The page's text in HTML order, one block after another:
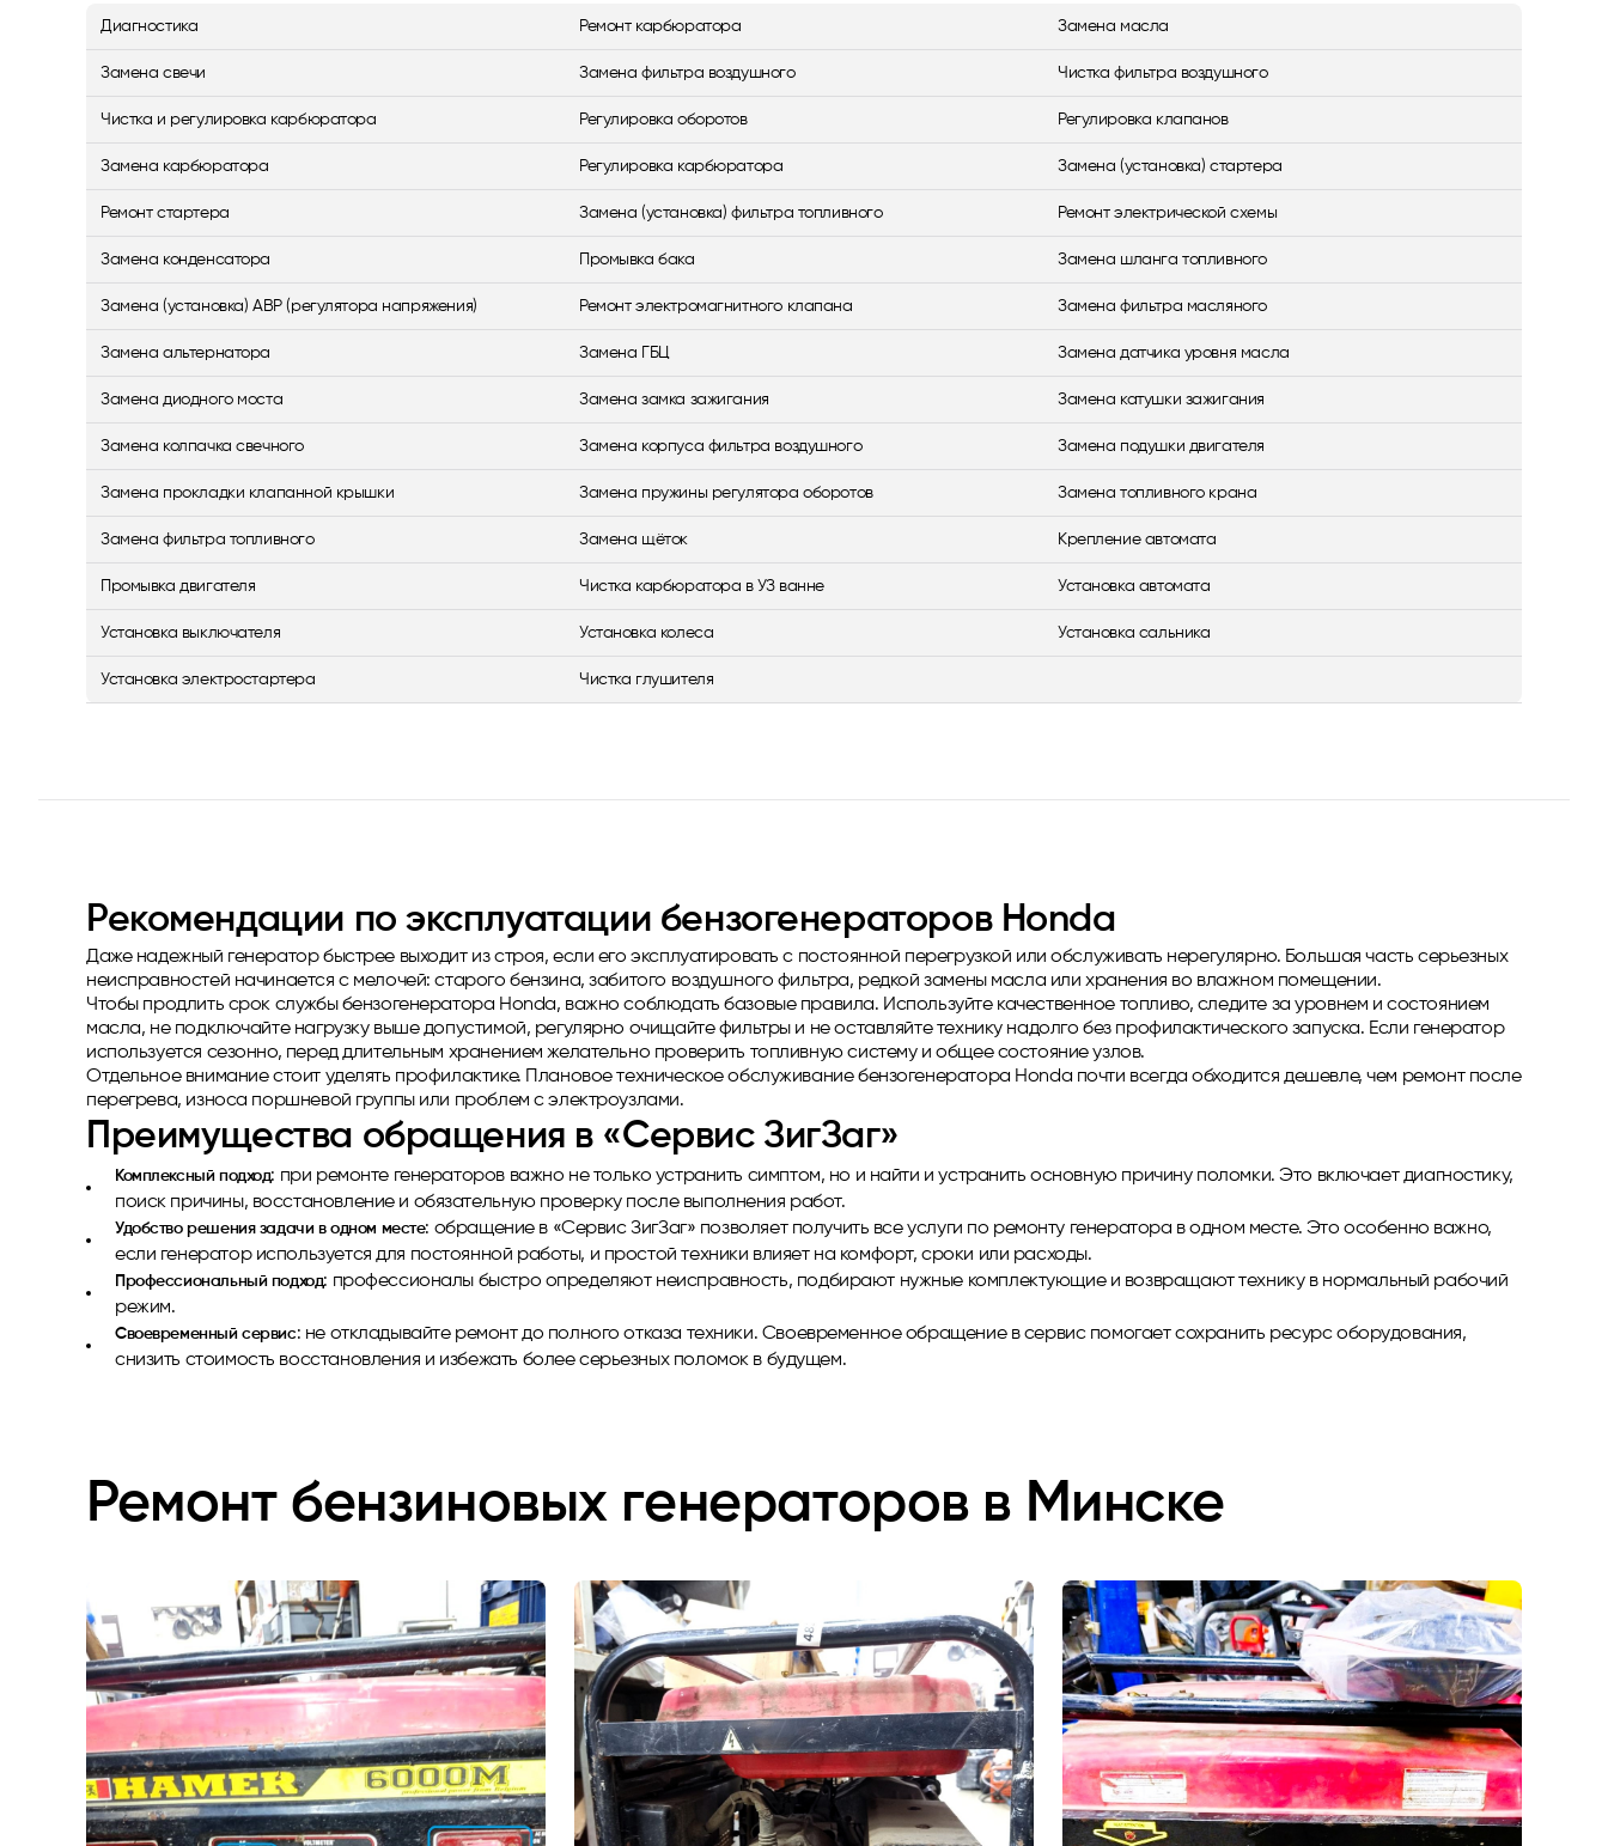
Диагностика Ремонт карбюратора Замена масла
Замена свечи Замена фильтра воздушного Чистка фильтра воздушного
Чистка и регулировка карбюратора Регулировка оборотов Регулировка клапанов
Замена карбюратора Регулировка карбюратора Замена (установка) стартера
Ремонт стартера Замена (установка) фильтра топливного Ремонт электрической схемы
Замена конденсатора Промывка бака Замена шланга топливного
Замена (установка) АВР (регулятора напряжения) Ремонт электромагнитного клапана Замена фильтра масляного
Замена альтернатора Замена ГБЦ Замена датчика уровня масла
Замена диодного моста Замена замка зажигания Замена катушки зажигания
Замена колпачка свечного Замена корпуса фильтра воздушного Замена подушки двигателя
Замена прокладки клапанной крышки Замена пружины регулятора оборотов Замена топливного крана
Замена фильтра топливного Замена щёток Крепление автомата
Промывка двигателя Чистка карбюратора в УЗ ванне Установка автомата
Установка выключателя Установка колеса Установка сальника
Установка электростартера Чистка глушителя
Рекомендации по эксплуатации бензогенераторов Honda
Даже надежный генератор быстрее выходит из строя, если его эксплуатировать с постоянной перегрузкой или обслуживать нерегулярно. Большая часть серьезных
неисправностей начинается с мелочей: старого бензина, забитого воздушного фильтра, редкой замены масла или хранения во влажном помещении.
Чтобы продлить срок службы бензогенератора Honda, важно соблюдать базовые правила. Используйте качественное топливо, следите за уровнем и состоянием
масла, не подключайте нагрузку выше допустимой, регулярно очищайте фильтры и не оставляйте технику надолго без профилактического запуска. Если генератор
используется сезонно, перед длительным хранением желательно проверить топливную систему и общее состояние узлов.
Отдельное внимание стоит уделять профилактике. Плановое техническое обслуживание бензогенератора Honda почти всегда обходится дешевле, чем ремонт после
перегрева, износа поршневой группы или проблем с электроузлами.
Преимущества обращения в «Сервис ЗигЗаг»
Комплексный подход: при ремонте генераторов важно не только устранить симптом, но и найти и устранить основную причину поломки. Это включает диагностику,
поиск причины, восстановление и обязательную проверку после выполнения работ.
Удобство решения задачи в одном месте: обращение в «Сервис ЗигЗаг» позволяет получить все услуги по ремонту генератора в одном месте. Это особенно важно,
если генератор используется для постоянной работы, и простой техники влияет на комфорт, сроки или расходы.
Профессиональный подход: профессионалы быстро определяют неисправность, подбирают нужные комплектующие и возвращают технику в нормальный рабочий
режим.
Своевременный сервис: не откладывайте ремонт до полного отказа техники. Своевременное обращение в сервис помогает сохранить ресурс оборудования,
снизить стоимость восстановления и избежать более серьезных поломок в будущем.
Ремонт бензиновых генераторов в Минске